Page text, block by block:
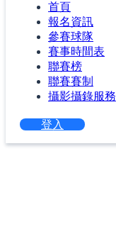
首頁
報名資訊
參賽球隊
賽事時間表
聯賽榜
聯賽賽制
攝影攝錄服務
登入